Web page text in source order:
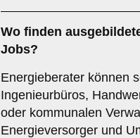
Wo finden
Jobs?
Energieberater können
Ingenieurbüros,
oder kommunalen
Energieversorger und